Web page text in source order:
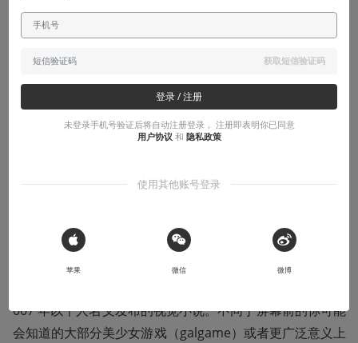
一个冬日的故事 | 视觉小说 水仙
水仙《narcissu》（ナルキッソス）及其续作《narcissu SI
007 年以个人名义发布的视觉小说。不同于屏幕前的你可能
会知道的大部分美少女游戏（galgame）或者更广泛意义上
获取短信验证码
登录 / 注册
未登录手机号验证后将自动注册登录， 注册即表明你已同意
用户协议 和 隐私政策
使用其他账号登录
 Sign in with Apple
苹果 微信 微博